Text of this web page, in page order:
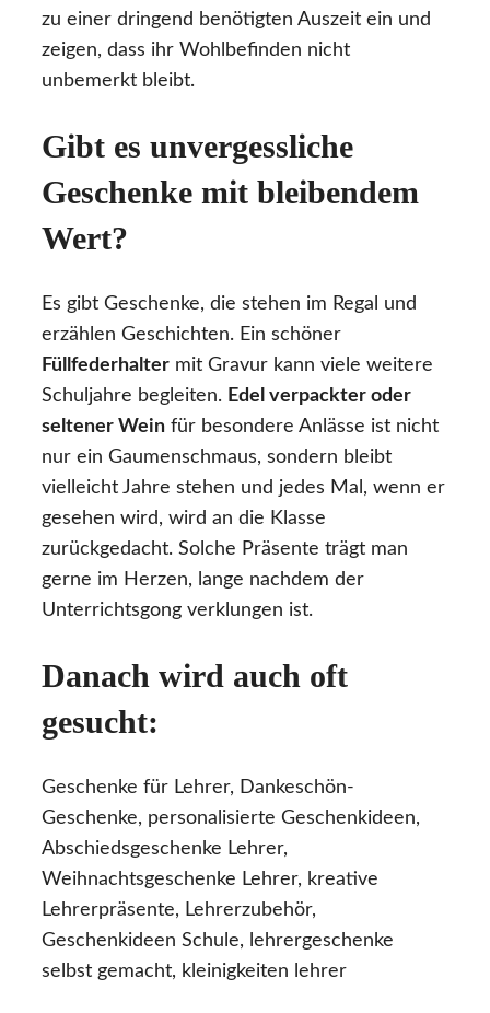
zu einer dringend benötigten Auszeit ein und
zeigen, dass ihr Wohlbefinden nicht
unbemerkt bleibt.
Gibt es unvergessliche
Geschenke mit bleibendem
Wert?
Es gibt Geschenke, die stehen im Regal und
erzählen Geschichten. Ein schöner
Füllfederhalter mit Gravur kann viele weitere
Schuljahre begleiten. Edel verpackter oder
seltener Wein für besondere Anlässe ist nicht
nur ein Gaumenschmaus, sondern bleibt
vielleicht Jahre stehen und jedes Mal, wenn er
gesehen wird, wird an die Klasse
zurückgedacht. Solche Präsente trägt man
gerne im Herzen, lange nachdem der
Unterrichtsgong verklungen ist.
Danach wird auch oft
gesucht:
Geschenke für Lehrer, Dankeschön-
Geschenke, personalisierte Geschenkideen,
Abschiedsgeschenke Lehrer,
Weihnachtsgeschenke Lehrer, kreative
Lehrerpräsente, Lehrerzubehör,
Geschenkideen Schule, lehrergeschenke
selbst gemacht, kleinigkeiten lehrer